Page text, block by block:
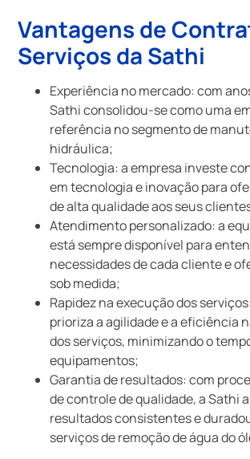
Vantagens de
Serviços da Sathi
Experiência no mercado: com
Sathi consolidou-se como uma
referência no segmento de
hidráulica;
Tecnologia: a empresa investe
em tecnologia e inovação para
de alta qualidade aos seus
Atendimento personalizado: a
está sempre disponível para
necessidades de cada cliente e
sob medida;
Rapidez na execução dos
prioriza a agilidade e a eficiência
dos serviços, minimizando o
equipamentos;
Garantia de resultados: com
de controle de qualidade, a Sathi
resultados consistentes e
serviços de remoção de água do